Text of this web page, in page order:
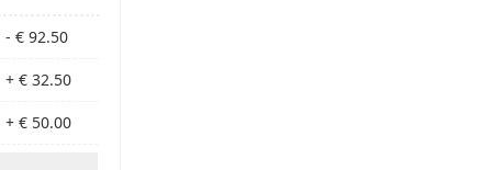
- € 92.50
+ € 32.50
+ € 50.00